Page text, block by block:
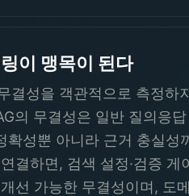
이 맹목이 된다
결성을 객관적으로 측정
의 무결성은 일반 질의응
확성뿐 아니라 근거 충실
결하면, 검색 설정·검증
선 가능한 무결성이며, 도